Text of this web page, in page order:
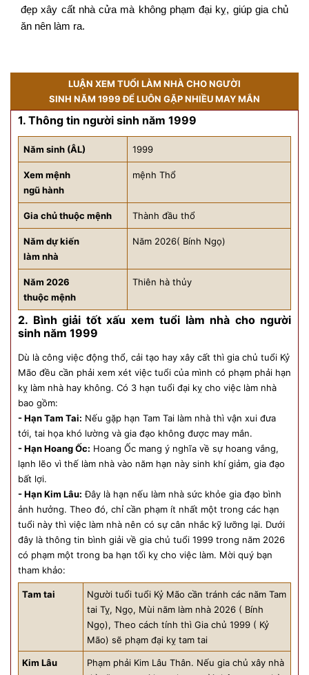
đẹp xây cất nhà cửa mà không phạm đại kỵ, giúp gia chủ
ăn nên làm ra.
LUẬN XEM TUỔI LÀM NHÀ CHO NGƯỜI
SINH NĂM 1999 ĐỂ LUÔN GẶP NHIỀU MAY MẮN
1. Thông tin người sinh năm 1999
Năm sinh (ÂL) 1999
Xem mệnh
ngũ hành
mệnh Thổ
Gia chủ thuộc mệnh Thành đầu thổ
Năm dự kiến
làm nhà
Năm 2026( Bính Ngọ)
Năm 2026
thuộc mệnh
Thiên hà thủy
2. Bình giải tốt xấu xem tuổi làm nhà cho người
sinh năm 1999
Dù là công việc động thổ, cải tạo hay xây cất thì gia chủ tuổi Kỷ
Mão đều cần phải xem xét việc tuổi của mình có phạm phải hạn
kỵ làm nhà hay không. Có 3 hạn tuổi đại kỵ cho việc làm nhà
bao gồm:
- Hạn Tam Tai: Nếu gặp hạn Tam Tai làm nhà thì vận xui đưa
tới, tai họa khó lường và gia đạo không được may mắn.
- Hạn Hoang Ốc: Hoang Ốc mang ý nghĩa về sự hoang vắng,
lạnh lẽo vì thế làm nhà vào năm hạn này sinh khí giảm, gia đạo
bất lợi.
- Hạn Kim Lâu: Đây là hạn nếu làm nhà sức khỏe gia đạo bình
ảnh hưởng. Theo đó, chỉ cần phạm ít nhất một trong các hạn
tuổi này thì việc làm nhà nên có sự cân nhắc kỹ lưỡng lại. Dưới
đây là thông tin bình giải về gia chủ tuổi 1999 trong năm 2026
có phạm một trong ba hạn tối kỵ cho việc làm. Mời quý bạn
tham khảo:
Tam tai
Người tuổi tuổi Kỷ Mão cần tránh các năm Tam
tai Tỵ, Ngọ, Mùi năm làm nhà 2026 ( Bính
Ngọ), Theo cách tính thì Gia chủ 1999 ( Kỷ
Mão) sẽ phạm đại kỵ tam tai
Kim Lâu
Phạm phải Kim Lâu Thân. Nếu gia chủ xây nhà